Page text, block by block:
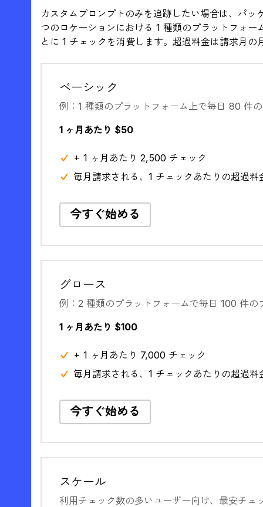
カスタムプロンプトのみを追跡したい場合は、パッ
つのロケーションにおける 1 種類のプラットフォー
とに 1 チェックを消費します。超過料金は請求月の
ベーシック
例：1 種類のプラットフォーム上で毎日 80 件
1 ヶ月あたり $50
+ 1 ヶ月あたり 2,500 チェック
毎月請求される、1 チェックあたりの超過
今すぐ始める
グロース
例：2 種類のプラットフォームで毎日 100 件の
1 ヶ月あたり $100
+ 1 ヶ月あたり 7,000 チェック
毎月請求される、1 チェックあたりの超過
今すぐ始める
スケール
利用チェック数の多いユーザー向け、最安チェ